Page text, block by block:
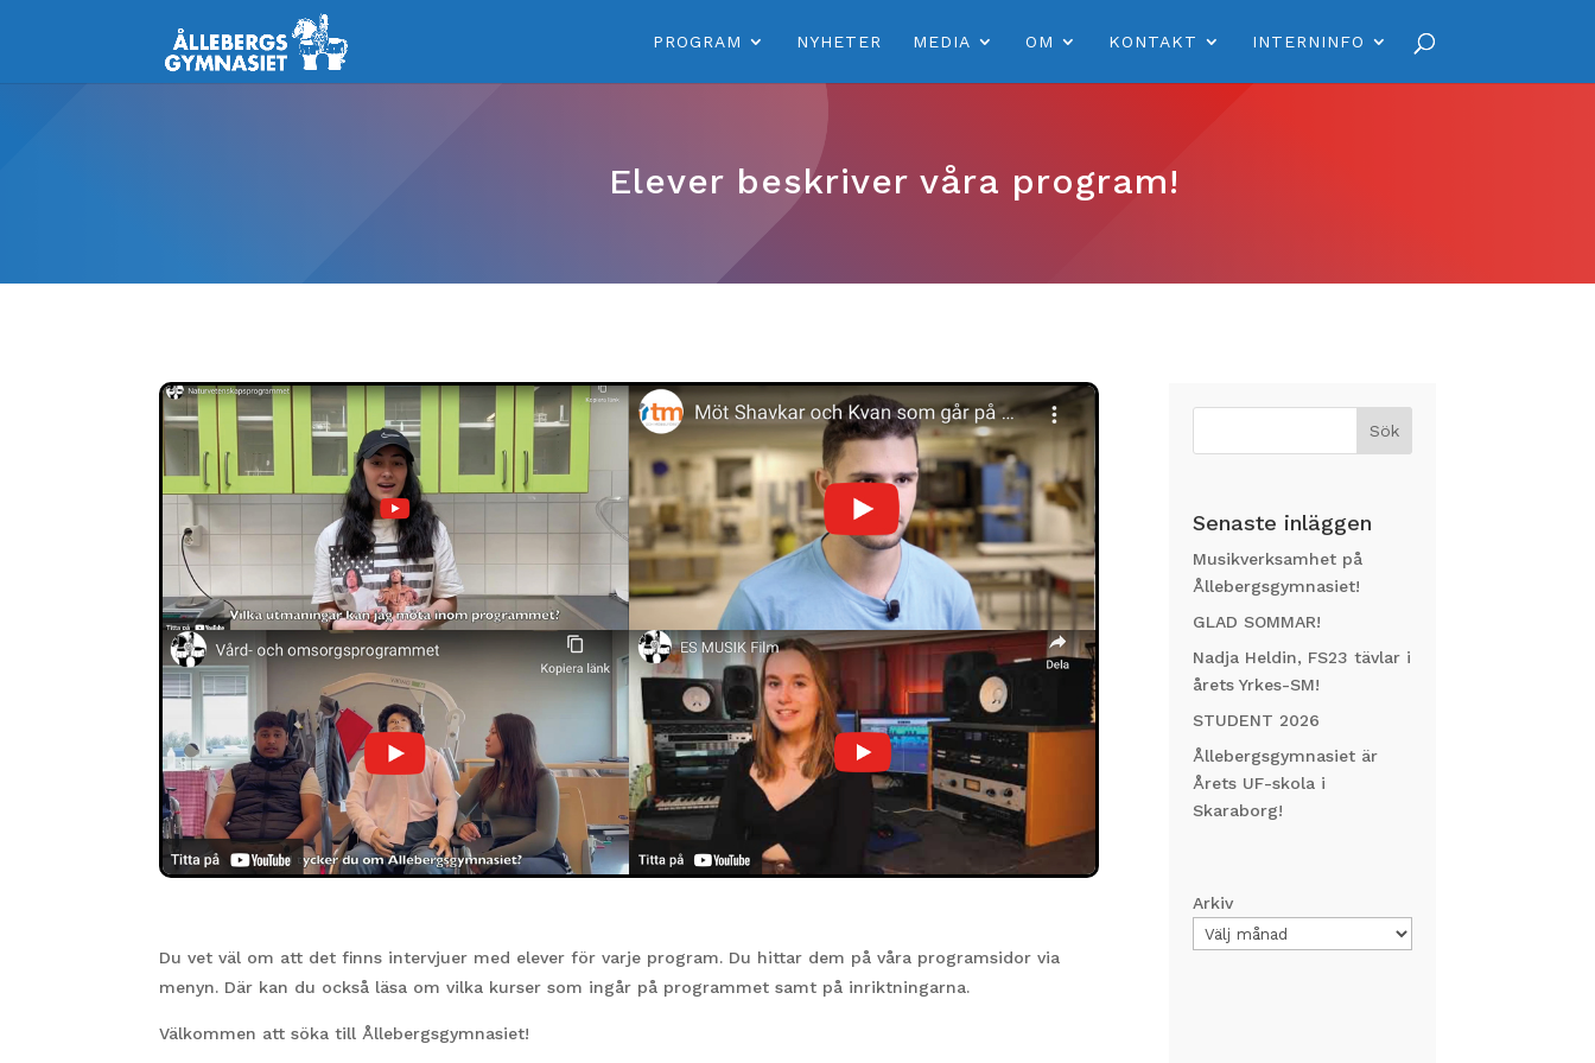
PROGRAM NYHETER MEDIA OM KONTAKT INTERNINFO
Elever beskriver våra program!
Du vet väl om att det finns intervjuer med elever för varje program. Du hittar dem på våra programsidor via
menyn. Där kan du också läsa om vilka kurser som ingår på programmet samt på inriktningarna.
Välkommen att söka till Ållebergsgymnasiet!
Senaste inläggen
Musikverksamhet på
Ållebergsgymnasiet!
GLAD SOMMAR!
Nadja Heldin, FS23 tävlar i
årets Yrkes-SM!
STUDENT 2026
Ållebergsgymnasiet är
Årets UF-skola i
Skaraborg!
Arkiv